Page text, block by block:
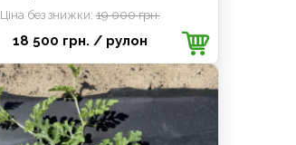
Ціна без знижки: 19 000 грн.
18 500 грн. / рулон